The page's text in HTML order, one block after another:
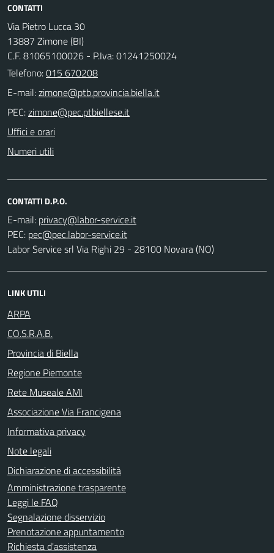
CONTATTI
Via Pietro Lucca 30
13887 Zimone (BI)
C.F. 81065100026 - P.Iva: 01241250024
Telefono:015 670208
E-mail:
PEC:
Uffici e orari
Numeri utili
CONTATTI D.P.O.
E-mail:
PEC:
Labor Service srl Via Righi 29 - 28100 Novara (NO)
LINK UTILI
ARPA
CO.S.R.A.B.
Provincia di Biella
Regione Piemonte
Rete Museale AMI
Associazione Via Francigena
Informativa privacy
Note legali
Dichiarazione di accessibilità
Amministrazione trasparente
Leggi le FAQ
Segnalazione disservizio
Prenotazione appuntamento
Richiesta d'assistenza